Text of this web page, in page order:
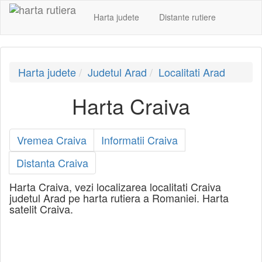
Harta judete Distante rutiere
Harta judete Judetul Arad Localitati Arad
Harta Craiva
Vremea Craiva
Informatii Craiva
Distanta Craiva
Harta Craiva, vezi localizarea localitati Craiva
judetul Arad pe harta rutiera a Romaniei. Harta
satelit Craiva.